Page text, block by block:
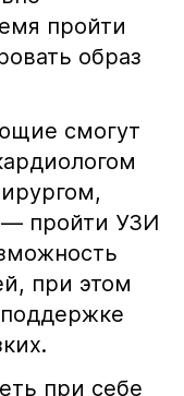
пройти
образ
смогут
— пройти УЗИ
при этом
при себе